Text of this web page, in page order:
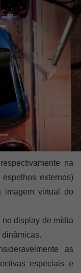
na
externos)
imagem virtual do
no display de mídia
as
especiais e